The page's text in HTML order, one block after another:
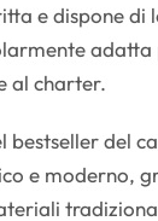
e dispone di
al charter.
bestseller del
e moderno,